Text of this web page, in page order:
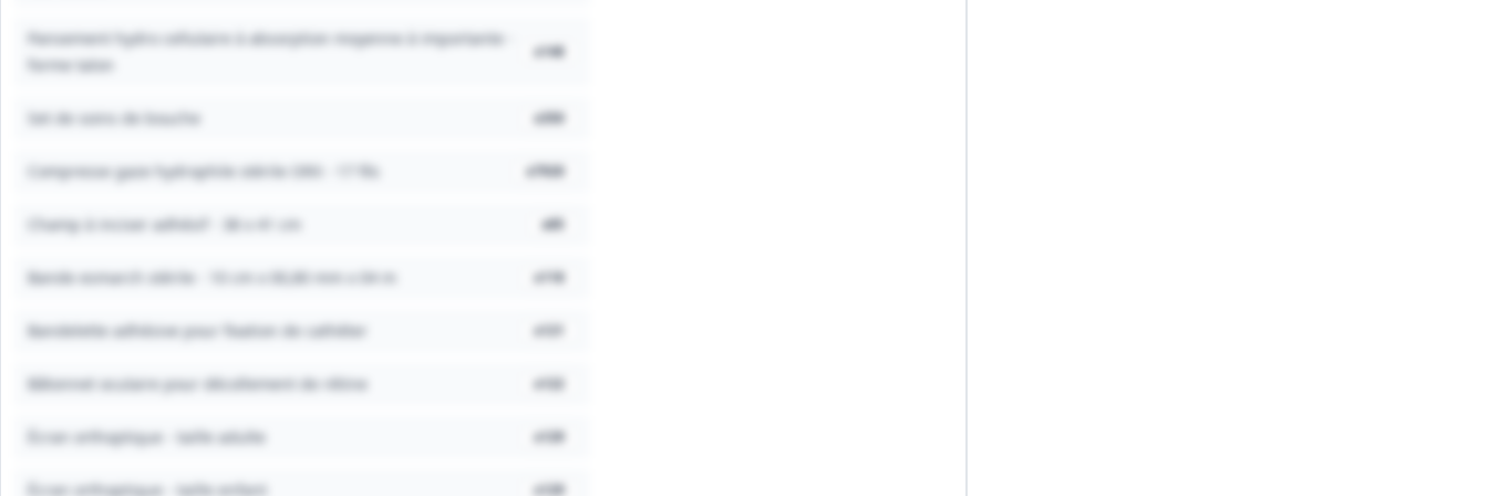
Pansement hydro cellulaire à absorption moyenne à importante -
forme talon
x148
Set de soins de bouche x350
Compresse gaze hydrophile stérile ORX - 17 fils x7920
Champ à inciser adhésif - 38 x 41 cm x85
Bande esmarch stérile - 10 cm x 00,80 mm x 04 m x118
Bandelette adhésive pour fixation de cathéter x121
Bâtonnet oculaire pour décollement de rétine x122
Écran orthoptique - taille adulte x129
Écran orthoptique - taille enfant x129